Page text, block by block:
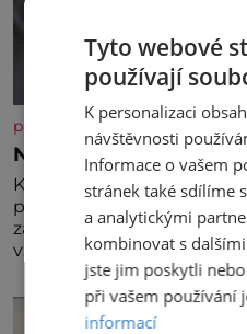
panidomu.cz
Nedovolte mozku
Každý, komu je přes 25
procvičovat mozkové
začíná zhoršovat paměť.
vzpomenout si na jméno
marně v paměti lovíte
nedávno přečetli. Je to
kdyby se paměť rozhodla
Tyto webové
používají
K personalizaci
návštěvnosti
Informace o vašem
stránek také sdílíme
a analytickými
kombinovat s
jste jim poskytli
při vašem používání
informací